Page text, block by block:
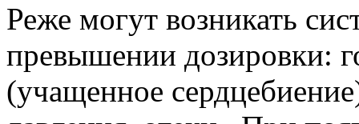
Реже могут возникать
превышении дозировки:
(учащенное